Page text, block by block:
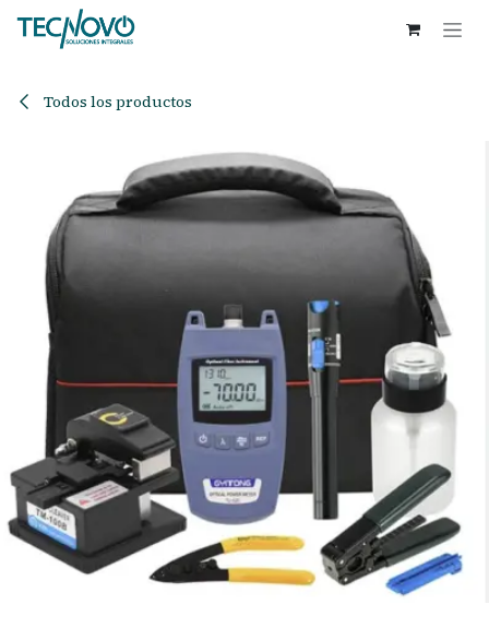
Ir al contenido
Todos los productos